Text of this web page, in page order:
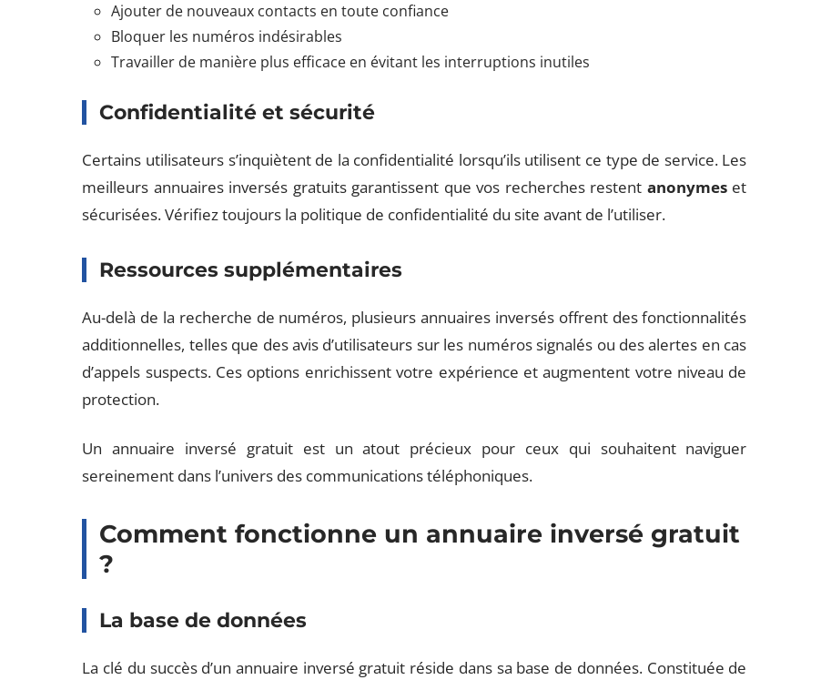
Ajouter de nouveaux contacts en toute confiance
Bloquer les numéros indésirables
Travailler de manière plus efficace en évitant les interruptions inutiles
Confidentialité et sécurité
Certains utilisateurs s’inquiètent de la confidentialité lorsqu’ils utilisent ce type de service. Les
meilleurs annuaires inversés gratuits garantissent que vos recherches restent anonymeset
sécurisées. Vérifiez toujours la politique de confidentialité du site avant de l’utiliser.
Ressources supplémentaires
Au-delà de la recherche de numéros, plusieurs annuaires inversés offrent des fonctionnalités
additionnelles, telles que des avis d’utilisateurs sur les numéros signalés ou des alertes en cas
d’appels suspects. Ces options enrichissent votre expérience et augmentent votre niveau de
protection.
Un annuaire inversé gratuit est un atout précieux pour ceux qui souhaitent naviguer
sereinement dans l’univers des communications téléphoniques.
Comment fonctionne un annuaire inversé gratuit
?
La base de données
La clé du succès d’un annuaire inversé gratuit réside dans sa base de données. Constituée de